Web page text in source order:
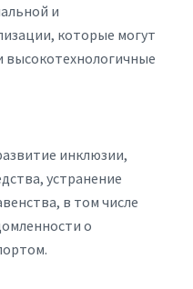
и
которые могут
инклюзии,
устранение
в том числе
о